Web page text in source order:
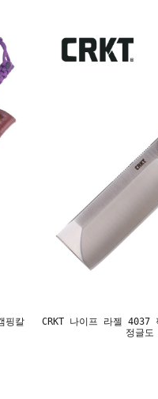
핑칼
CRKT 나이프 라젤 4037
정글